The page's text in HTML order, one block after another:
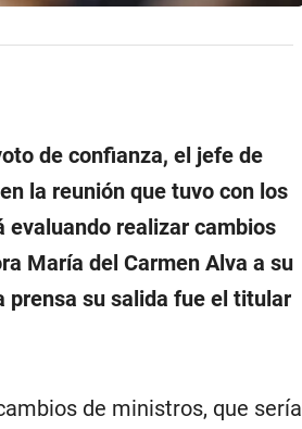
de confianza, el jefe de
la reunión que tuvo con los
evaluando realizar cambios
María del Carmen Alva a su
prensa su salida fue el titular
de ministros, que sería